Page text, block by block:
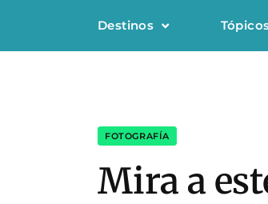
Destinos
FOTOGRAFÍA
Mira a